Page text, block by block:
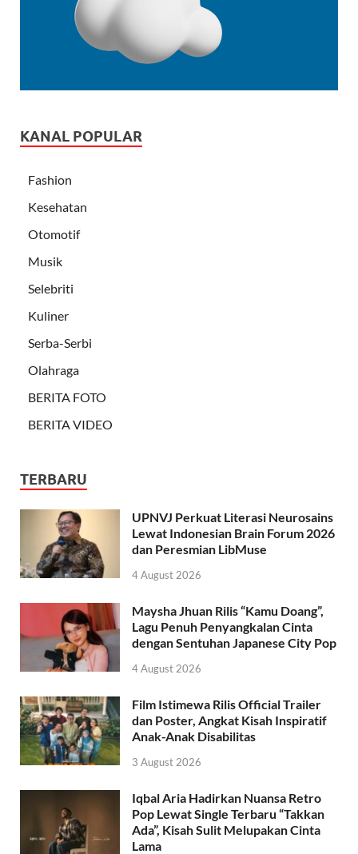
KANAL POPULAR
Fashion
Kesehatan
Otomotif
Musik
Selebriti
Kuliner
Serba-Serbi
Olahraga
BERITA FOTO
BERITA VIDEO
TERBARU
UPNVJ Perkuat Literasi Neurosains
Lewat Indonesian Brain Forum 2026
dan Peresmian LibMuse
4 August 2026
Maysha Jhuan Rilis “Kamu Doang”,
Lagu Penuh Penyangkalan Cinta
dengan Sentuhan Japanese City Pop
4 August 2026
Film Istimewa Rilis Official Trailer
dan Poster, Angkat Kisah Inspiratif
Anak-Anak Disabilitas
3 August 2026
Iqbal Aria Hadirkan Nuansa Retro
Pop Lewat Single Terbaru “Takkan
Ada”, Kisah Sulit Melupakan Cinta
Lama